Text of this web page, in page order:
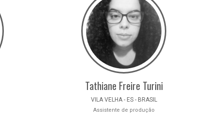
Tathiane Freire Turini
VILA VELHA - ES - BRASIL
Assistente de produção